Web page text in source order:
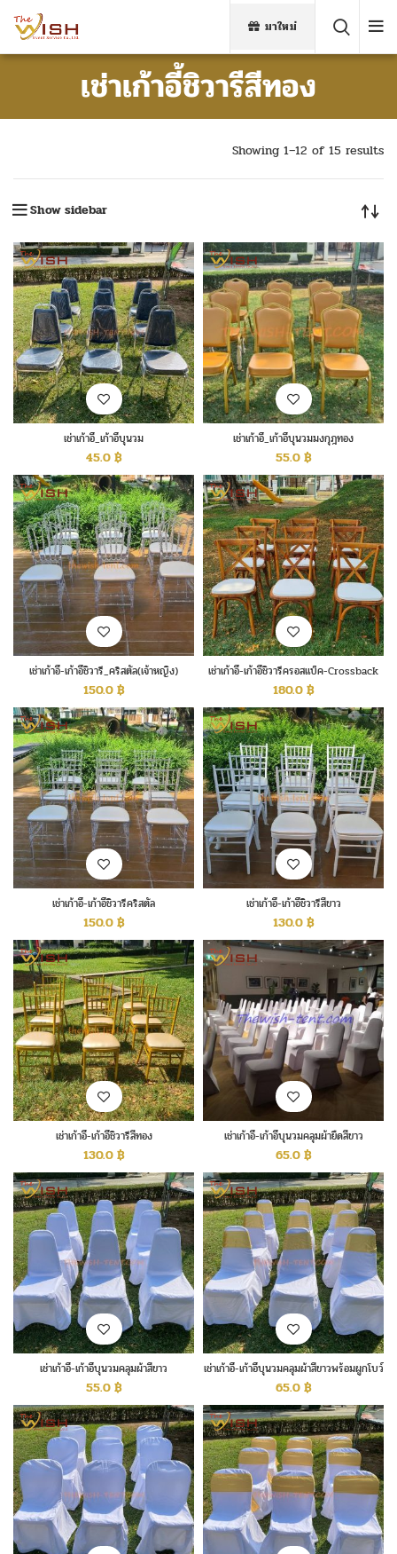
มาใหม่
เช่าเก้าอี้ชิวารีสีทอง
Showing 1–12 of 15 results
Show sidebar
เช่าเก้าอี้_เก้าอี้บุนวม
45.0฿
เช่าเก้าอี้_เก้าอี้บุนวมมงกุฎทอง
55.0฿
เช่าเก้าอี้-เก้าอี้ชิวารี_คริสตัล(เจ้าหญิง)
150.0฿
เช่าเก้าอี้-เก้าอี้ชิวารีครอสแบ็ค-Crossback
180.0฿
เช่าเก้าอี้-เก้าอี้ชิวารีคริสตัล
150.0฿
เช่าเก้าอี้-เก้าอี้ชิวารีสีขาว
130.0฿
เช่าเก้าอี้-เก้าอี้ชิวารีสีทอง
130.0฿
เช่าเก้าอี้-เก้าอี้บุนวมคลุมผ้ายืดสีขาว
65.0฿
เช่าเก้าอี้-เก้าอี้บุนวมคลุมผ้าสีขาว
55.0฿
เช่าเก้าอี้-เก้าอี้บุนวมคลุมผ้าสีขาวพร้อมผูกโบว์
สีทอง
65.0฿